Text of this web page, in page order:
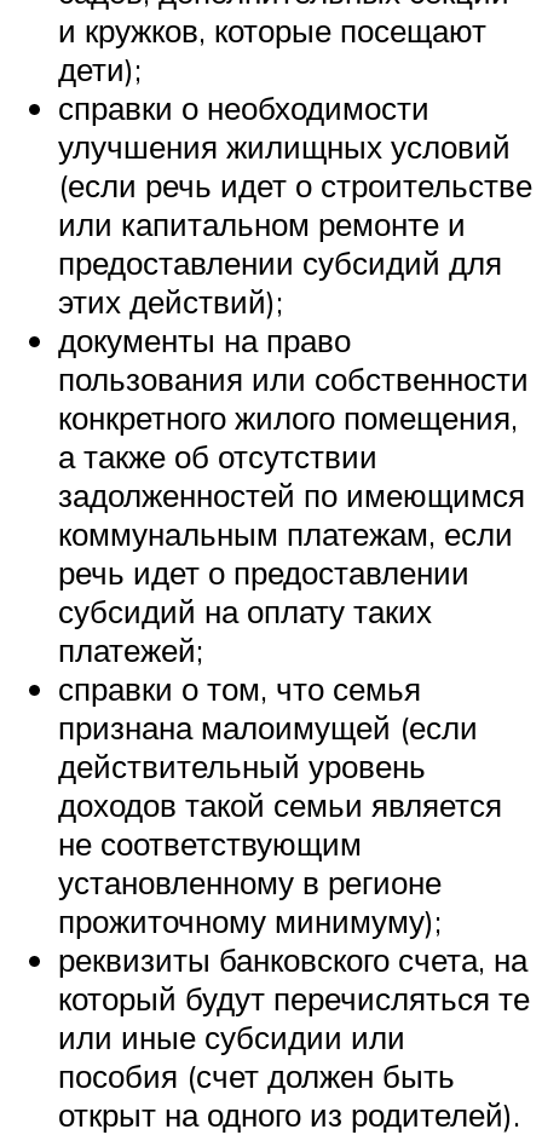
и кружков, которые посещают
дети);
справки о необходимости
улучшения жилищных условий
(если речь идет о строительстве
или капитальном ремонте и
предоставлении субсидий для
этих действий);
документы на право
пользования или собственности
конкретного жилого помещения,
а также об отсутствии
задолженностей по имеющимся
коммунальным платежам, если
речь идет о предоставлении
субсидий на оплату таких
платежей;
справки о том, что семья
признана малоимущей (если
действительный уровень
доходов такой семьи является
не соответствующим
установленному в регионе
прожиточному минимуму);
реквизиты банковского счета, на
который будут перечисляться те
или иные субсидии или
пособия (счет должен быть
открыт на одного из родителей).